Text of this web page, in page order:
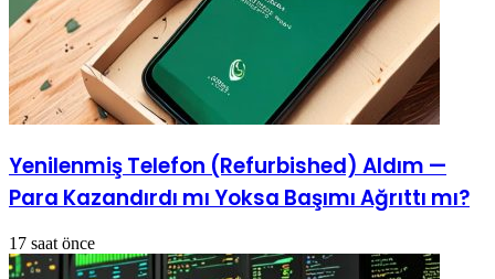
Yenilenmiş Telefon (Refurbished) Aldım —
Para Kazandırdı mı Yoksa Başımı Ağrıttı mı?
17 saat önce